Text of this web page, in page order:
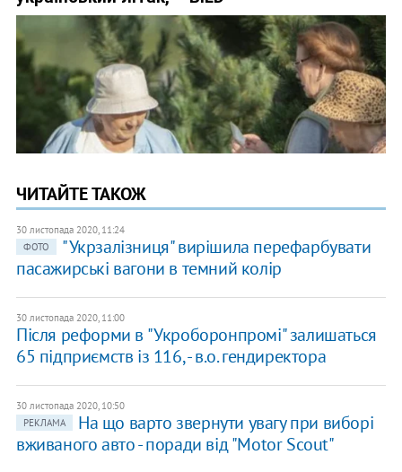
ЧИТАЙТЕ ТАКОЖ
30 листопада 2020, 11:24
ФОТО
"Укрзалізниця" вирішила перефарбувати
пасажирські вагони в темний колір
30 листопада 2020, 11:00
Після реформи в "Укроборонпромі" залишаться
65 підприємств із 116, - в.о. гендиректора
30 листопада 2020, 10:50
РЕКЛАМА
На що варто звернути увагу при виборі
вживаного авто - поради від "Motor Scout"